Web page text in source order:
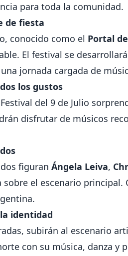
para toda la comunidad.
de fiesta
conocido como el Portal
El festival se
jornada cargada de
los gustos
del 9 de Julio
disfrutar de músicos
figuran Ángela Leiva,
el escenario principal.
identidad
subirán al escenario
con su música, danza y